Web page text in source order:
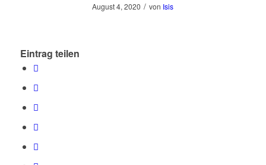
August 4, 2020 / von Isis
Eintrag teilen